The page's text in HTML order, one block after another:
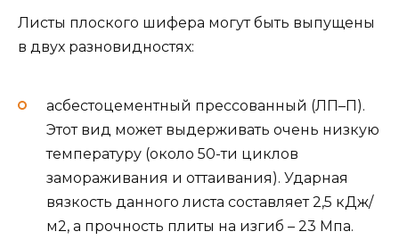
Листы плоского шифера могут быть выпущены
в двух разновидностях:
асбестоцементный прессованный (ЛП–П).
Этот вид может выдерживать очень низкую
температуру (около 50-ти циклов
замораживания и оттаивания). Ударная
вязкость данного листа составляет 2,5 кДж/
м2, а прочность плиты на изгиб – 23 Мпа.